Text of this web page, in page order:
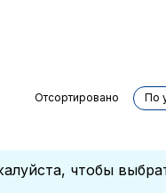
Отсортировано По
чтобы